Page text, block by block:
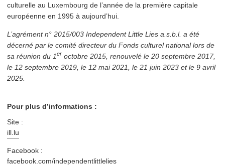
culturelle au Luxembourg de l’année de la première capitale
européenne en 1995 à aujourd’hui.
L’agrément n° 2015/003 Independent Little Lies a.s.b.l. a été
décerné par le comité directeur du Fonds culturel national lors de
sa réunion du 1er octobre 2015, renouvelé le 20 septembre 2017,
le 12 septembre 2019, le 12 mai 2021, le 21 juin 2023 et le 9 avril
2025.
Pour plus d’informations :
Site :
ill​.lu
Facebook :
facebook​.com/​i​n​d​e​p​e​n​d​e​n​t​l​i​t​t​l​elies